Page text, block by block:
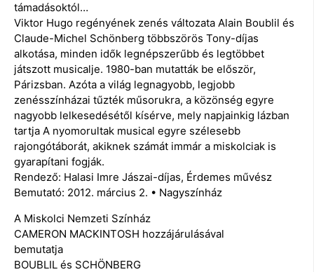
támadásoktól…
Viktor Hugo regényének zenés változata Alain Boublil és
Claude-Michel Schönberg többszörös Tony-díjas
alkotása, minden idők legnépszerűbb és legtöbbet
játszott musicalje. 1980-ban mutatták be először,
Párizsban. Azóta a világ legnagyobb, legjobb
zenésszínházai tűzték műsorukra, a közönség egyre
nagyobb lelkesedésétől kísérve, mely napjainkig lázban
tartja A nyomorultak musical egyre szélesebb
rajongótáborát, akiknek számát immár a miskolciak is
gyarapítani fogják.
Rendező: Halasi Imre Jászai-díjas, Érdemes művész
Bemutató: 2012. március 2. • Nagyszínház
A Miskolci Nemzeti Színház
CAMERON MACKINTOSH hozzájárulásával
bemutatja
BOUBLIL és SCHÖNBERG